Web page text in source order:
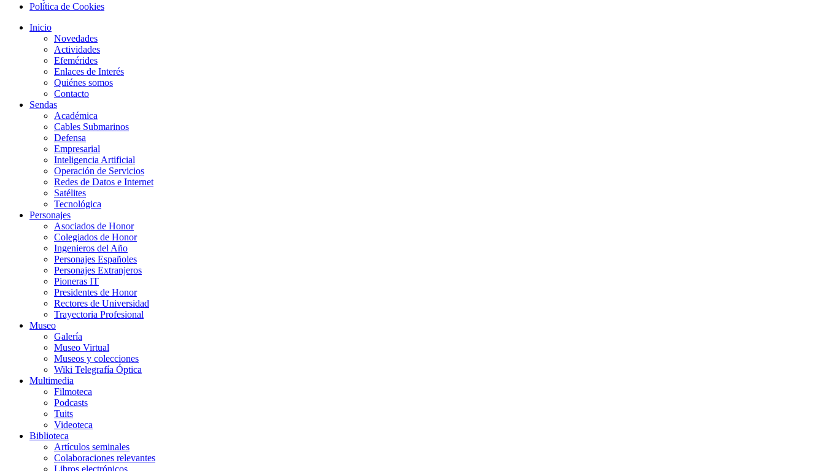
Política de Cookies
Inicio
Novedades
Actividades
Efemérides
Enlaces de Interés
Quiénes somos
Contacto
Sendas
Académica
Cables Submarinos
Defensa
Empresarial
Inteligencia Artificial
Operación de Servicios
Redes de Datos e Internet
Satélites
Tecnológica
Personajes
Asociados de Honor
Colegiados de Honor
Ingenieros del Año
Personajes Españoles
Personajes Extranjeros
Pioneras IT
Presidentes de Honor
Rectores de Universidad
Trayectoria Profesional
Museo
Galería
Museo Virtual
Museos y colecciones
Wiki Telegrafía Óptica
Multimedia
Filmoteca
Podcasts
Tuits
Videoteca
Biblioteca
Artículos seminales
Colaboraciones relevantes
Libros electrónicos